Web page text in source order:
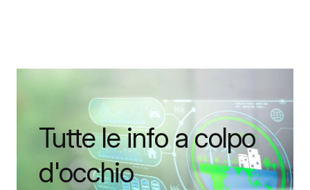
Tutte le info a colpo
d'occhio